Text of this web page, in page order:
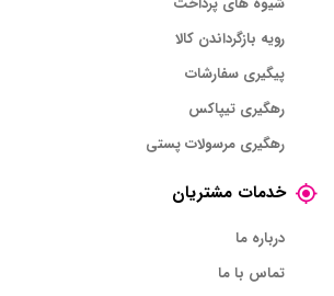
رویه بازگرداندن کالا
پیگیری سفارشات
رهگیری تیپاکس
رهگیری مرسولات پستی
خدمات مشتریان
درباره ما
تماس با ما